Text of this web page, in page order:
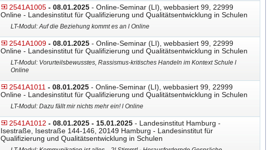
2541A1005 - 08.01.2025- Online-Seminar (LI), webbasiert 99, 22999
Online - Landesinstitut für Qualifizierung und Qualitätsentwicklung in Schulen
LT-Modul: Auf die Beziehung kommt es an l Online
2541A1009 - 08.01.2025- Online-Seminar (LI), webbasiert 99, 22999
Online - Landesinstitut für Qualifizierung und Qualitätsentwicklung in Schulen
LT-Modul: Vorurteilsbewusstes, Rassismus-kritisches Handeln im Kontext Schule l
Online
2541A1011 - 08.01.2025- Online-Seminar (LI), webbasiert 99, 22999
Online - Landesinstitut für Qualifizierung und Qualitätsentwicklung in Schulen
LT-Modul: Dazu fällt mir nichts mehr ein! l Online
2541A1012 - 08.01.2025 - 15.01.2025- Landesinstitut Hamburg -
Isestraße, Isestraße 144-146, 20149 Hamburg - Landesinstitut für
Qualifizierung und Qualitätsentwicklung in Schulen